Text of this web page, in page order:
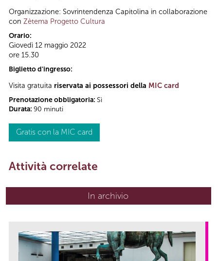
Organizzazione: Sovrintendenza Capitolina in collaborazione
con Zètema Progetto Cultura
Orario:
Giovedì 12 maggio 2022
ore 15.30
Biglietto d'ingresso:
Visita gratuita riservata ai possessori della MIC card
Prenotazione obbligatoria: Sì
Durata: 90 minuti
Gratis con la MIC card
Attività correlate
In archivio